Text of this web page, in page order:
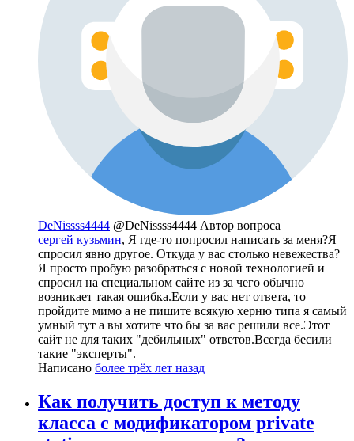
DeNissss4444 @DeNissss4444 Автор вопроса
сергей кузьмин, Я где-то попросил написать за меня?Я
спросил явно другое. Откуда у вас столько невежества?
Я просто пробую разобраться с новой технологией и
спросил на специальном сайте из за чего обычно
возникает такая ошибка.Если у вас нет ответа, то
пройдите мимо а не пишите всякую херню типа я самый
умный тут а вы хотите что бы за вас решили все.Этот
сайт не для таких "дебильных" ответов.Всегда бесили
такие "эксперты".
Написано более трёх лет назад
Как получить доступ к методу
класса с модификатором private